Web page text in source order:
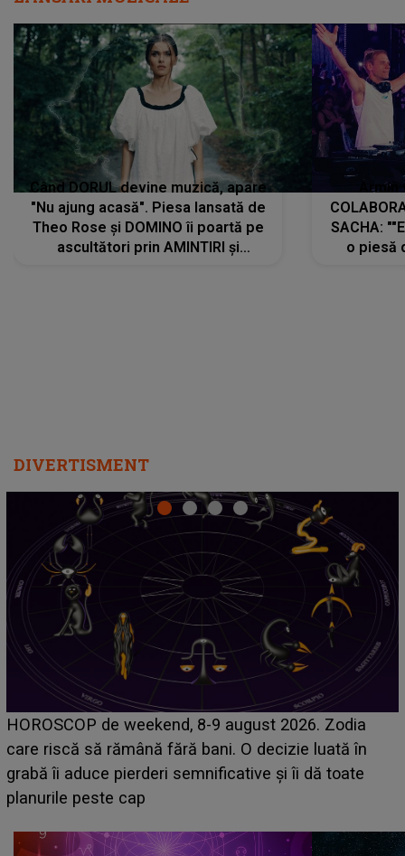
Când DORUL devine muzică, apare
"Nu ajung acasă". Piesa lansată de
Theo Rose și DOMINO îi poartă pe
ascultători prin AMINTIRI și
SACHA:
o piesă
DIVERTISMENT
Emanuel a ținut ACEST DETALIU ASCUNS până
acum! În fața Alexandrei, concurentul din Casa Iubirii
face o MĂRTURISIRE NEAȘTEPTATĂ despre mama
sa: "I-am spus și ei în față, eu nu te iubesc pentru